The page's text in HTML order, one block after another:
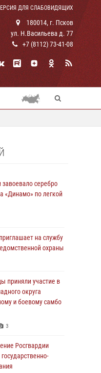
ДЛЯ СЛАБОВИДЯЩИХ
180014, г. Псков
ул. Н.Васильева д. 77
+7 (8112) 73-41-08
серебро
«Динамо» по легкой
на службу
охраны
приняли участие в
округа
и боевому самбо
3
Росгвардии